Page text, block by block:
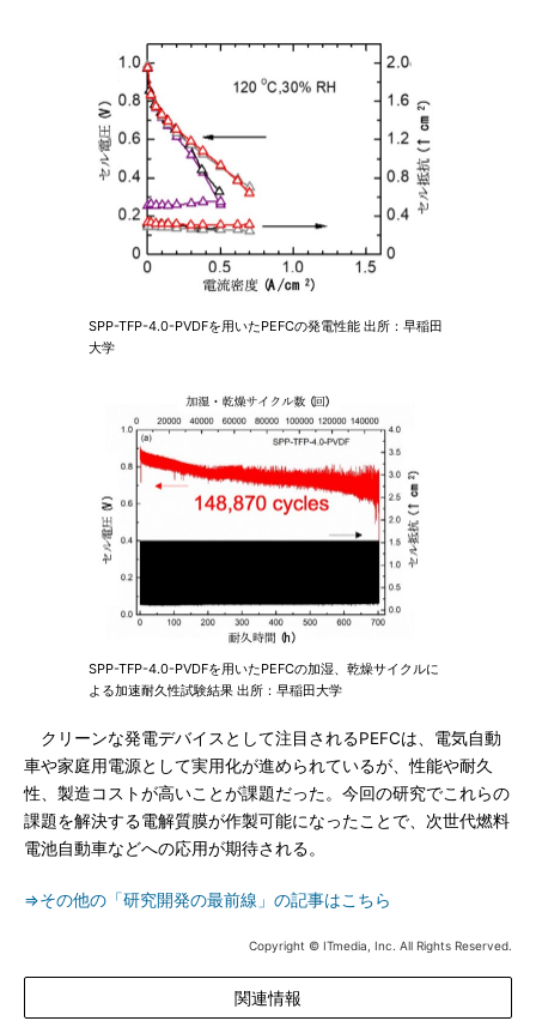
SPP-TFP-4.0-PVDFを用いたPEFCの発電性能 出所：早稲田
大学
SPP-TFP-4.0-PVDFを用いたPEFCの加湿、乾燥サイクルに
よる加速耐久性試験結果 出所：早稲田大学
クリーンな発電デバイスとして注目されるPEFCは、電気自動
車や家庭用電源として実用化が進められているが、性能や耐久
性、製造コストが高いことが課題だった。今回の研究でこれらの
課題を解決する電解質膜が作製可能になったことで、次世代燃料
電池自動車などへの応用が期待される。
⇒その他の「研究開発の最前線」の記事はこちら
Copyright © ITmedia, Inc. All Rights Reserved.
関連情報